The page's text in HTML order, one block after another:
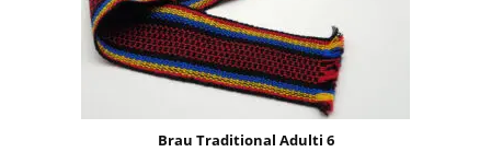
Brau Traditional Adulti 6